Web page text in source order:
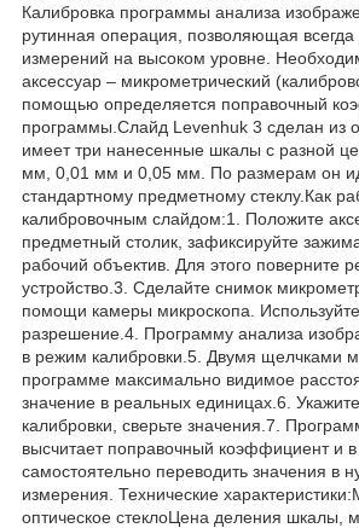
Калибровка программы анализа
рутинная операция, позволяющая всегда
измерений на высоком уровне.
аксессуар – микрометрический
помощью определяется поправочный
программы.Слайд Levenhuk 3 сделан из
имеет три нанесенные шкалы с разной
мм, 0,01 мм и 0,05 мм. По размерам он
стандартному предметному стеклу.Как
калибровочным слайдом:1. Положите
предметный столик, зафиксируйте
рабочий объектив. Для этого поверните
устройство.3. Сделайте снимок
помощи камеры микроскопа.
разрешение.4. Программу анализа
в режим калибровки.5. Двумя щелчками
программе максимально видимое
значение в реальных единицах.6.
калибровки, сверьте значения.7.
высчитает поправочный коэффициент и
самостоятельно переводить значения в
измерения. Технические
оптическое стеклоЦена деления шкалы,